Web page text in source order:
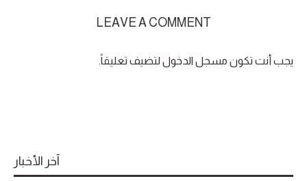
LEAVE A COMMENT
يجب أنت تكون مسجل الدخول لتضيف تعليقاً.
آخر الأخبار